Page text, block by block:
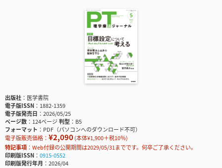
出版社
医学書院
電子版ISSN
1882-1359
電子版発売日
2026/05/25
ページ数
124ページ判型
B5
フォーマット
PDF（パソコンへのダウンロード不可）
電子版販売価格： ¥2,090(本体¥1,900＋税10％)
特記事項
Web付録の公開期間は2029/05/31までです。何卒ご了承ください。
印刷版ISSN
0915-0552
印刷版発行年月
2026/04